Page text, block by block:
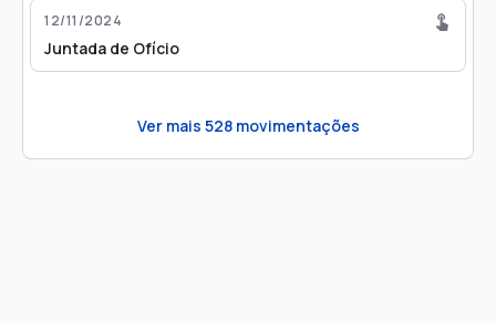
12/11/2024
Juntada de Ofício
Ver mais 528movimentações